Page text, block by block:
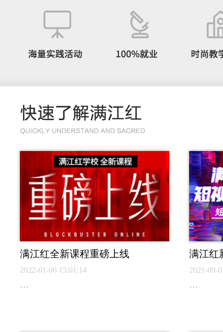
满江红全新课程重磅上线
2022-01-06 15:01:14
…
满江红
2021-09-
…